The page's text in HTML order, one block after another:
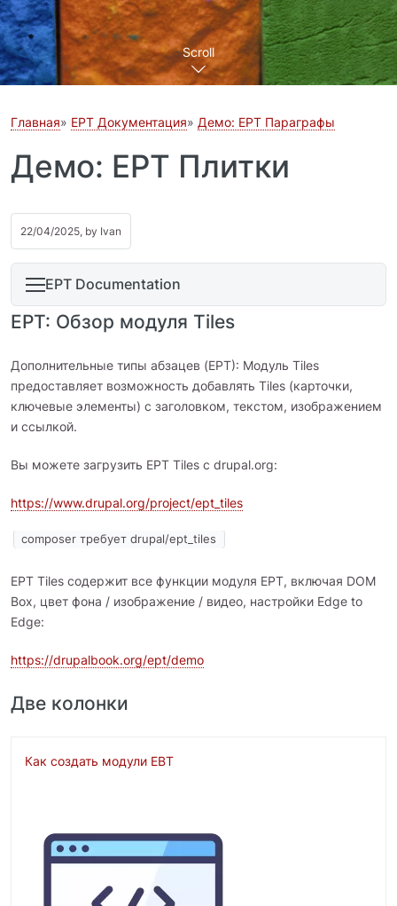
Scroll
Главная EPT Документация Демо: EPT Параграфы
Демо: EPT Плитки
22/04/2025, by Ivan
EPT Documentation
EPT: Обзор модуля Tiles
Дополнительные типы абзацев (EPT): Модуль Tiles
предоставляет возможность добавлять Tiles (карточки,
ключевые элементы) с заголовком, текстом, изображением
и ссылкой.
Вы можете загрузить EPT Tiles с drupal.org:
https://www.drupal.org/project/ept_tiles
composer требует drupal/ept_tiles
EPT Tiles содержит все функции модуля EPT, включая DOM
Box, цвет фона / изображение / видео, настройки Edge to
Edge:
https://drupalbook.org/ept/demo
Две колонки
Как создать модули EBT